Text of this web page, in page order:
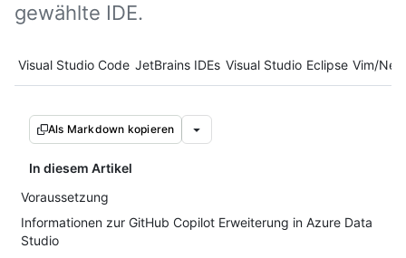
gewählte IDE.
Tool navigation
Visual Studio Code JetBrains IDEs Visual Studio Eclipse Vim/
Als Markdown kopieren
In diesem Artikel
Voraussetzung
Informationen zur GitHub Copilot Erweiterung in Azure Data
Studio